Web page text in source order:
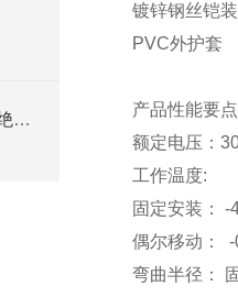
低烟无卤仪表电缆具有良好的绝缘性能和耐电压性能
镀锌钢丝铠装
PVC外护套
产品性能要
额定电压：
工作温度
固定安装：
-
偶尔移动：
-
弯曲半径：